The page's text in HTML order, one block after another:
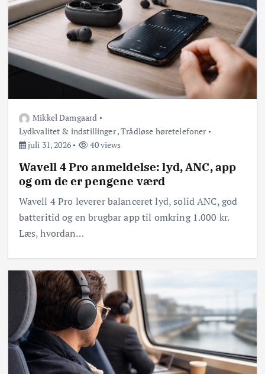
Mikkel Damgaard
Lydkvalitet & indstillinger,Trådløse høretelefoner
juli 31, 2026
40 views
Wavell 4 Pro anmeldelse: lyd, ANC, app
og om de er pengene værd
Wavell 4 Pro leverer balanceret lyd, solid ANC, god
batteritid og en brugbar app til omkring 1.000 kr.
Læs, hvordan…